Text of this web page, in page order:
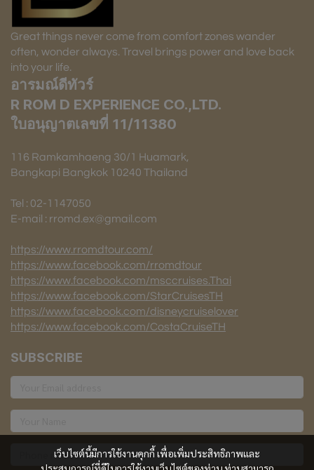
เว็บไซต์นี้มีการใช้งานคุกกี้ เพื่อเพิ่มประสิทธิภาพและ
Great things never come from comfort zones wander
often, wonder always. Travel brings power and love back
into your life.
อารมณ์ดีทัวร์
R ROM D EXPERIENCE CO.,LTD.
ใบอนุญาตเลขที่ 11/11380
116 Ramkamhaeng 30/1 Huamark,
Bangkapi Bangkok 10240 Thailand
Tel : 02-1147050
E-mail : rromd.ex@gmail.com
https://www.rromdtour.com/
https://www.facebook.com/rromdtour
https://www.facebook.com/msccruises.Thai
https://www.facebook.com/StarCruisesTH
https://www.facebook.com/disneycruiselover
https://www.facebook.com/CostaCruiseTH
SUBSCRIBE